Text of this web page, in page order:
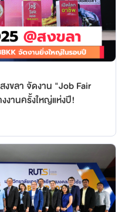
ขลา จัดงาน "Job Fair
งานครั้งใหญ่แห่งปี!